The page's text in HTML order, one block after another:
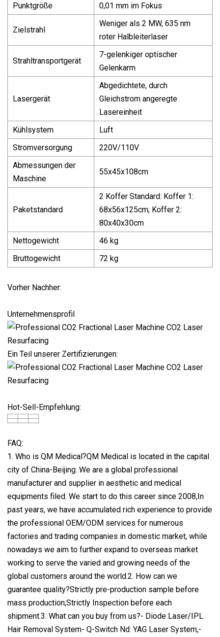
Punktgröße 0,01 mm im Fokus
Zielstrahl
Weniger als 2 MW, 635 nm
roter Halbleiterlaser
Strahltransportgerät
7-gelenkiger optischer
Gelenkarm
Lasergerät
Abgedichtete, durch
Gleichstrom angeregte
Lasereinheit
Kühlsystem
Luft
Stromversorgung
220V/110V
Abmessungen der
Maschine
55x45x108cm
Paketstandard
2 Koffer Standard: Koffer 1:
68x56x125cm; Koffer 2:
80x40x30cm
Nettogewicht
46 kg
Bruttogewicht
72 kg
Vorher Nachher:
Unternehmensprofil
Ein Teil unserer Zertifizierungen:
Hot-Sell-Empfehlung:
FAQ:
1. Who is QM Medical?QM Medical is located in the capital
city of China-Beijing. We are a global professional
manufacturer and supplier in aesthetic and medical
equipments filed. We start to do this career since 2008,In
past years, we have accumulated rich experience to provide
the professional OEM/ODM services for numerous
factories and trading companies in domestic market, while
nowadays we aim to further expand to overseas market
working to serve the varied and growing needs of the
global customers around the world.2. How can we
guarantee quality?Strictly pre-production sample before
mass production;Strictly Inspection before each
shipment.3. What can you buy from us?- Diode Laser/IPL
Hair Removal System- Q-Switch Nd: YAG Laser System,-